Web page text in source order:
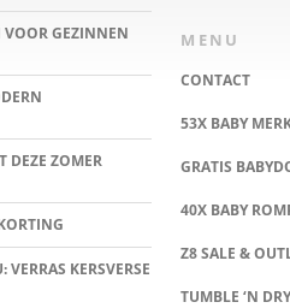
VOOR GEZINNEN
DEZE ZOMER
KERSVERSE
MENU
CONTACT
53X BABY
GRATIS
40X BABY
Z8 SALE &
TUMBLE ‘N